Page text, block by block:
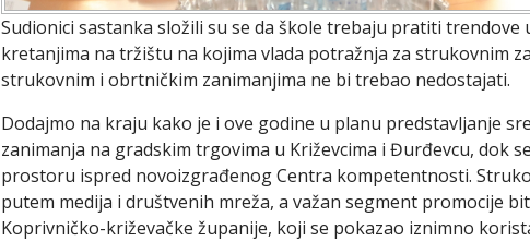
Sudionici sastanka složili su se da škole trebaju pratiti trendove
kretanjima na tržištu na kojima vlada potražnja za strukovnim
strukovnim i obrtničkim zanimanjima ne bi trebao nedostajati.
Dodajmo na kraju kako je i ove godine u planu predstavljanje
zanimanja na gradskim trgovima u Križevcima i Đurđevcu, dok
prostoru ispred novoizgrađenog Centra kompetentnosti.
putem medija i društvenih mreža, a važan segment promocije
Koprivničko-križevačke županije, koji se pokazao iznimno